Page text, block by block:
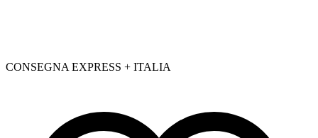
CONSEGNA EXPRESS + ITALIA